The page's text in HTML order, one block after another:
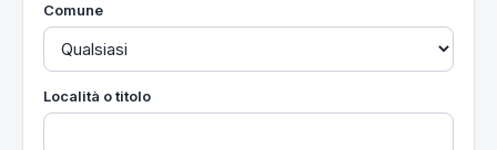
Comune
Località o titolo